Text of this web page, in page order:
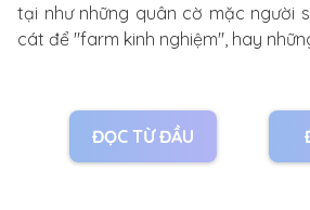
tại như những quân cờ mặc người
cát để "farm kinh nghiệm", hay
Sự tồn tại của họ chỉ nhằm một
lên hào quang và sự hạnh phúc của
Nam nữ chính của nguyên tác sẽ
ĐỌC TỪ ĐẦU